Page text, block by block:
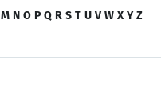
M N O P Q R S T U V W X Y Z